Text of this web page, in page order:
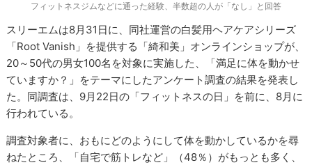
フィットネスジムなどに通った経験、半数超の人が「なし」と回答
スリーエムは8月31日に、同社運営の白髪用ヘアケアシリーズ
「Root Vanish」を提供する「綺和美」オンラインショップが、
20～50代の男女100名を対象に実施した、「満足に体を動かせ
ていますか？」をテーマにしたアンケート調査の結果を発表し
た。同調査は、9月22日の「フィットネスの日」を前に、8月に
行われている。
調査対象者に、おもにどのようにして体を動かしているかを尋
ねたところ、「自宅で筋トレなど」（48％）がもっとも多く、